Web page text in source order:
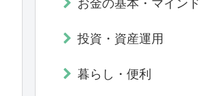
お金の基本・マインド
投資・資産運用
暮らし・便利